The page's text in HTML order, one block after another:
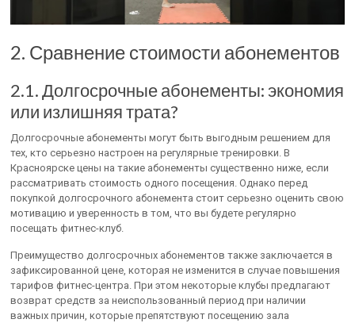
2. Сравнение стоимости абонементов
2.1. Долгосрочные абонементы: экономия
или излишняя трата?
Долгосрочные абонементы могут быть выгодным решением для
тех, кто серьезно настроен на регулярные тренировки. В
Красноярске цены на такие абонементы существенно ниже, если
рассматривать стоимость одного посещения. Однако перед
покупкой долгосрочного абонемента стоит серьезно оценить свою
мотивацию и уверенность в том, что вы будете регулярно
посещать фитнес-клуб.
Преимущество долгосрочных абонементов также заключается в
зафиксированной цене, которая не изменится в случае повышения
тарифов фитнес-центра. При этом некоторые клубы предлагают
возврат средств за неиспользованный период при наличии
важных причин, которые препятствуют посещению зала